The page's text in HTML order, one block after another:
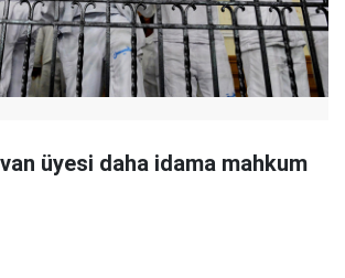
üyesi daha idama mahkum